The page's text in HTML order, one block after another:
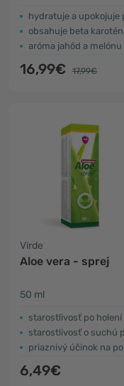
hydratuje a upokojuje
obsahuje beta karotén
aróma jahôd a melónu
16,99€ 17,99€
Virde
Aloe vera - sprej
50 ml
starostlivosť po holení a
starostlivosť o suchú
priaznivý účinok na
6,49€